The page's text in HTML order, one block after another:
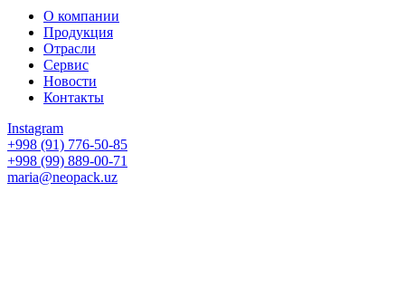
О компании
Продукция
Отрасли
Сервис
Новости
Контакты
Instagram
+998 (91) 776-50-85
+998 (99) 889-00-71
maria@neopack.uz